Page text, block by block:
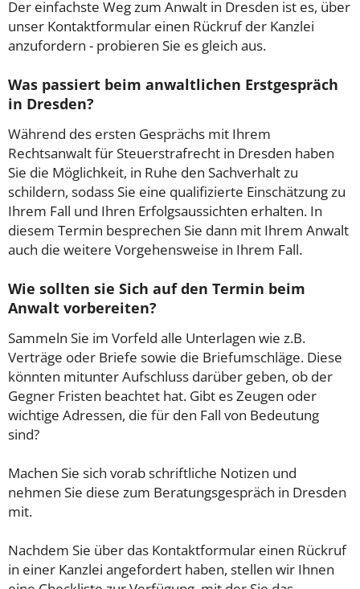
Der einfachste Weg zum Anwalt in Dresden ist es, über
unser Kontaktformular einen Rückruf der Kanzlei
anzufordern - probieren Sie es gleich aus.
Was passiert beim anwaltlichen Erstgespräch
in Dresden?
Während des ersten Gesprächs mit Ihrem
Rechtsanwalt für Steuerstrafrecht in Dresden haben
Sie die Möglichkeit, in Ruhe den Sachverhalt zu
schildern, sodass Sie eine qualifizierte Einschätzung zu
Ihrem Fall und Ihren Erfolgsaussichten erhalten. In
diesem Termin besprechen Sie dann mit Ihrem Anwalt
auch die weitere Vorgehensweise in Ihrem Fall.
Wie sollten sie Sich auf den Termin beim
Anwalt vorbereiten?
Sammeln Sie im Vorfeld alle Unterlagen wie z.B.
Verträge oder Briefe sowie die Briefumschläge. Diese
könnten mitunter Aufschluss darüber geben, ob der
Gegner Fristen beachtet hat. Gibt es Zeugen oder
wichtige Adressen, die für den Fall von Bedeutung
sind?
Machen Sie sich vorab schriftliche Notizen und
nehmen Sie diese zum Beratungsgespräch in Dresden
mit.
Nachdem Sie über das Kontaktformular einen Rückruf
in einer Kanzlei angefordert haben, stellen wir Ihnen